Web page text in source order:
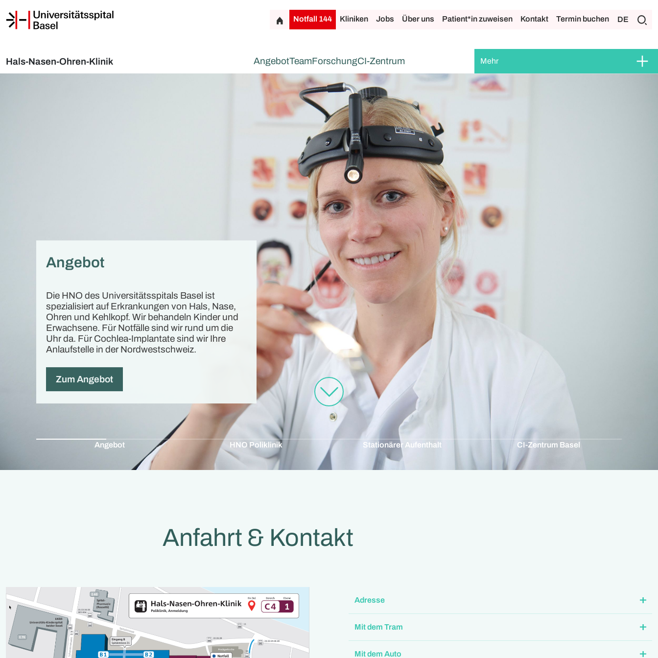
Notfall 144 Kliniken Jobs Über uns Patient*in zuweisen Kontakt Termin buchen DE
Hals-Nasen-Ohren-Klinik AngebotTeamForschungCI-Zentrum Mehr
Angebot
Die HNO des Universitätsspitals Basel ist
spezialisiert auf Erkrankungen von Hals, Nase,
Ohren und Kehlkopf. Wir behandeln Kinder und
Erwachsene. Für Notfälle sind wir rund um die
Uhr da. Für Cochlea-Implantate sind wir Ihre
Anlaufstelle in der Nordwestschweiz.
Zum Angebot
Angebot HNO Poliklinik Stationärer Aufenthalt CI-Zentrum Basel
Anfahrt & Kontakt
Adresse
Mit dem Tram
Mit dem Auto